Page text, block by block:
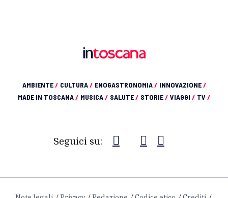
AMBIENTE/ CULTURA/ ENOGASTRONOMIA/ INNOVAZIONE/
MADE IN TOSCANA/ MUSICA/ SALUTE/ STORIE/ VIAGGI / TV /
Seguici su: